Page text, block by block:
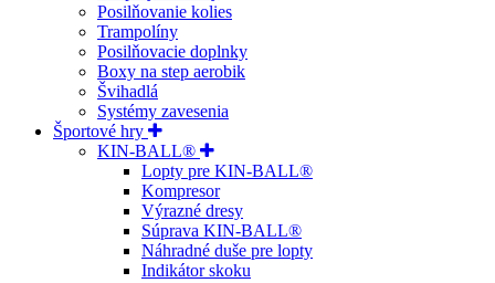
Posilňovanie kolies
Trampolíny
Posilňovacie doplnky
Boxy na step aerobik
Švihadlá
Systémy zavesenia
Športové hry
KIN-BALL®
Lopty pre KIN-BALL®
Kompresor
Výrazné dresy
Súprava KIN-BALL®
Náhradné duše pre lopty
Indikátor skoku